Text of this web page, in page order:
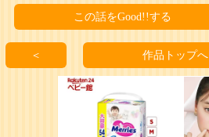
この話をGood!!する
＜ 作品トップへ